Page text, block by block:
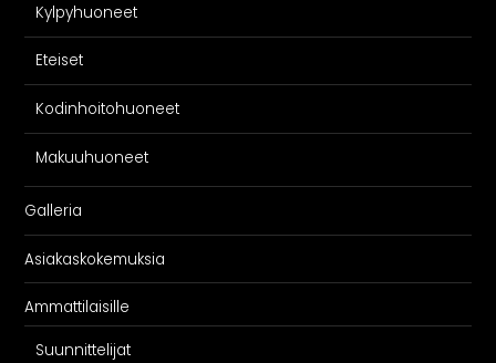
Kylpyhuoneet
Eteiset
Kodinhoitohuoneet
Makuuhuoneet
Galleria
Asiakaskokemuksia
Ammattilaisille
Suunnittelijat